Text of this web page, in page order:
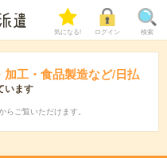
気になる! ログイン 検索
加工・食品製造など/日払
います
からご覧いただけます。